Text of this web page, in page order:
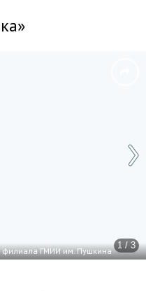
1 / 3
филиала ГМИИ им. Пушкина